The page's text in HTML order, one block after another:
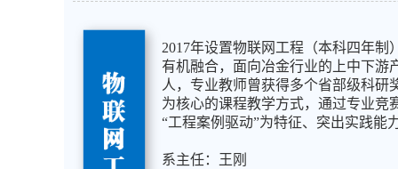
数据科学与大数据系
2017年设置物联网工程（本科四年
有机融合，面向冶金行业的上中下游
人，专业教师曾获得多个省部级科研
为核心的课程教学方式，通过专业竞
“工程案例驱动”为特征、突出实践能
系主任：
王刚